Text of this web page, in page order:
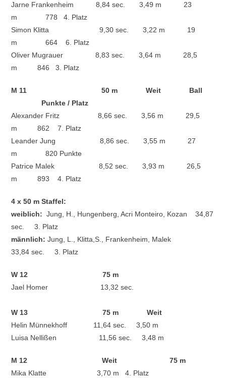
Jarne Frankenheim 8,84 sec. 3,49 m 23
m 778 4. Platz
Simon Klitta 9,30 sec. 3,22 m 19
m 664 6. Platz
Oliver Mugrauer 8,83 sec. 3,64 m 28,5
m 846 3. Platz
M 11 50 m Weit Ball
Punkte / Platz
Alexander Fritz 8,66 sec. 3,56 m 29,5
m 862 7. Platz
Leander Jung 8,86 sec. 3,55 m 27
m 820 Punkte
Patrice Malek 8,52 sec. 3,93 m 26,5
m 893 4. Platz
4 x 50 m Staffel:
weiblich: Jung, H., Hungenberg, Acri Monteiro, Kozan
34,87
sec. 3. Platz
männlich:Jung, L., Klitta,S., Frankenheim, Malek
33,84 sec. 3. Platz
W 12 75 m
Jael Homer 13,32 sec.
W 13 75 m Weit
Helin Münnekhoff 11,64 sec. 3,50 m
Luisa Nellißen 11,56 sec. 3,48 m
M 12 Weit 75 m
Mika Klatte 3,70 m 4. Platz